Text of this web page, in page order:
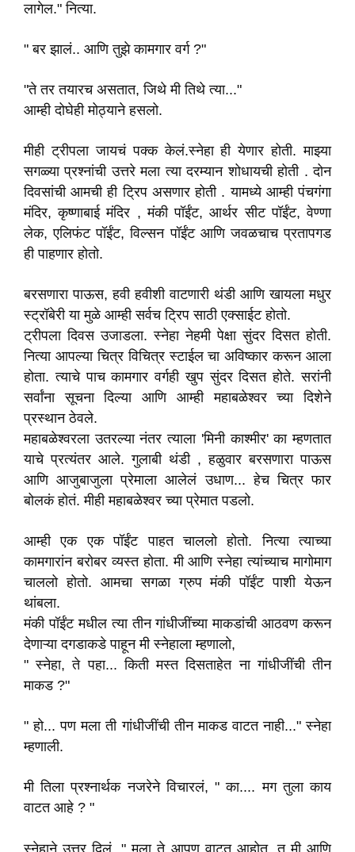
लागेल." नित्या.
" बर झालं.. आणि तुझे कामगार वर्ग ?"
"ते तर तयारच असतात, जिथे मी तिथे त्या..."
आम्ही दोघेही मोठ्याने हसलो.
मीही ट्रीपला जायचं पक्क केलं.स्नेहा ही येणार होती. माझ्या
सगळ्या प्रश्नांची उत्तरे मला त्या दरम्यान शोधायची होती . दोन
दिवसांची आमची ही ट्रिप असणार होती . यामध्ये आम्ही पंचगंगा
मंदिर, कृष्णाबाई मंदिर , मंकी पॉईंट, आर्थर सीट पॉईंट, वेण्णा
लेक, एलिफंट पॉईंट, विल्सन पॉईंट आणि जवळचाच प्रतापगड
ही पाहणार होतो.
बरसणारा पाऊस, हवी हवीशी वाटणारी थंडी आणि खायला मधुर
स्ट्रॉबेरी या मुळे आम्ही सर्वच ट्रिप साठी एक्साईट होतो.
ट्रीपला दिवस उजाडला. स्नेहा नेहमी पेक्षा सुंदर दिसत होती.
नित्या आपल्या चित्र विचित्र स्टाईल चा अविष्कार करून आला
होता. त्याचे पाच कामगार वर्गही खुप सुंदर दिसत होते. सरांनी
सर्वांना सूचना दिल्या आणि आम्ही महाबळेश्वर च्या दिशेने
प्रस्थान ठेवले.
महाबळेश्वरला उतरल्या नंतर त्याला 'मिनी काश्मीर' का म्हणतात
याचे प्रत्यंतर आले. गुलाबी थंडी , हळुवार बरसणारा पाऊस
आणि आजुबाजुला प्रेमाला आलेलं उधाण... हेच चित्र फार
बोलकं होतं. मीही महाबळेश्वर च्या प्रेमात पडलो.
आम्ही एक एक पॉईंट पाहत चाललो होतो. नित्या त्याच्या
कामगारांन बरोबर व्यस्त होता. मी आणि स्नेहा त्यांच्याच मागोमाग
चाललो होतो. आमचा सगळा ग्रुप मंकी पॉईंट पाशी येऊन
थांबला.
मंकी पॉईंट मधील त्या तीन गांधीजींच्या माकडांची आठवण करून
देणाऱ्या दगडाकडे पाहून मी स्नेहाला म्हणालो,
" स्नेहा, ते पहा... किती मस्त दिसताहेत ना गांधीजींची तीन
माकड ?"
" हो... पण मला ती गांधीजींची तीन माकड वाटत नाही..." स्नेहा
म्हणाली.
मी तिला प्रश्नार्थक नजरेने विचारलं, " का.... मग तुला काय
वाटत आहे ? "
स्नेहाने उत्तर दिलं, " मला ते आपण वाटत आहोत. तु मी आणि